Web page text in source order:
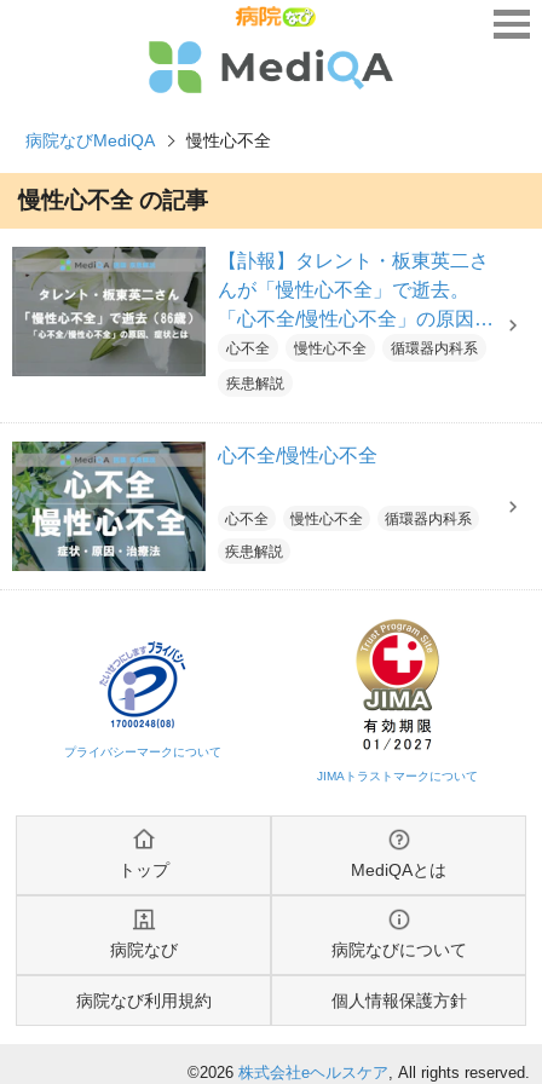
病院なびMediQA 慢性心不全
慢性心不全 の記事
【訃報】タレント・板東英二さ
んが「慢性心不全」で逝去。
「心不全/慢性心不全」の原因、
症状とは
心不全 慢性心不全 循環器内科系
疾患解説
心不全/慢性心不全
心不全 慢性心不全
循環器内科系
疾患解説
トップ MediQAとは
病院なび 病院なびについて
病院なび利用規約 個人情報保護方針
©2026 株式会社eヘルスケア , All rights reserved.